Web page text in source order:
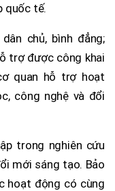
quốc tế.
chủ, bình đẳng;
trợ được công khai
quan hỗ trợ hoạt
công nghệ và đổi
trong nghiên cứu
mới sáng tạo. Bảo
hoạt động có cùng